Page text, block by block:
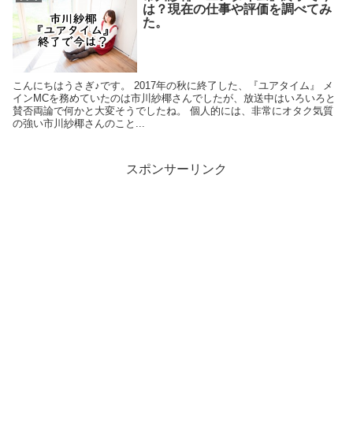
は？現在の仕事や評価を調べてみ
た。
こんにちはうさぎ♪です。 2017年の秋に終了した、『ユアタイム』 メ
インMCを務めていたのは市川紗椰さんでしたが、放送中はいろいろと
賛否両論で何かと大変そうでしたね。 個人的には、非常にオタク気質
の強い市川紗椰さんのこと...
スポンサーリンク